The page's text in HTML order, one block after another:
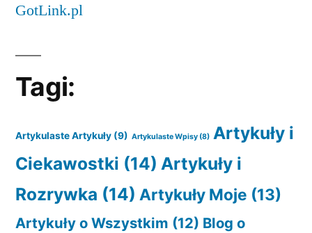
GotLink.pl
Tagi:
Artykulaste Artykuły (9) Artykulaste Wpisy (8) Artykuły i
Ciekawostki (14) Artykuły i
Rozrywka (14) Artykuły Moje (13)
Artykuły o Wszystkim (12) Blog o